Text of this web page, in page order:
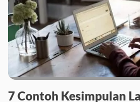
7 Contoh Kesimpulan